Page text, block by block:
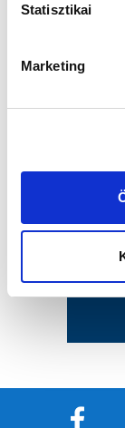
Statisztikai
Marketing